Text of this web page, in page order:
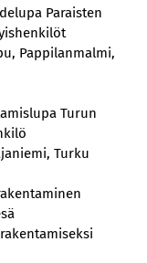
Paraisten
Pappilanmalmi,
Turun
Turku